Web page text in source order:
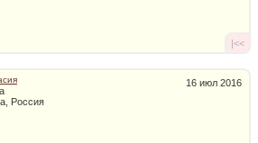
|<<
16 июл 2016
Россия